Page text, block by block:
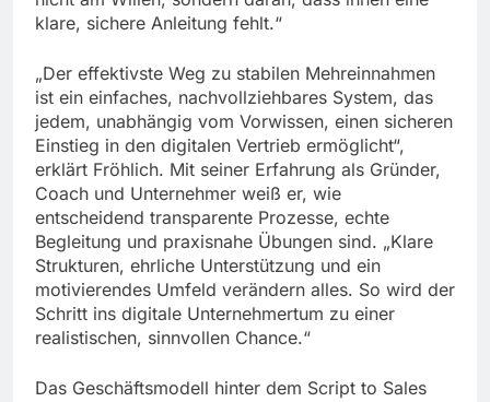
klare, sichere Anleitung fehlt.“
„Der effektivste Weg zu stabilen Mehreinnahmen
ist ein einfaches, nachvollziehbares System, das
jedem, unabhängig vom Vorwissen, einen sicheren
Einstieg in den digitalen Vertrieb ermöglicht“,
erklärt Fröhlich. Mit seiner Erfahrung als Gründer,
Coach und Unternehmer weiß er, wie
entscheidend transparente Prozesse, echte
Begleitung und praxisnahe Übungen sind. „Klare
Strukturen, ehrliche Unterstützung und ein
motivierendes Umfeld verändern alles. So wird der
Schritt ins digitale Unternehmertum zu einer
realistischen, sinnvollen Chance.“
Das Geschäftsmodell hinter dem Script to Sales